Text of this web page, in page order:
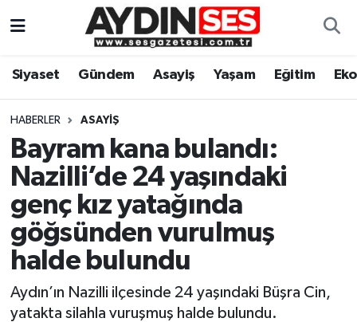
Siyaset Gündem Asayiş Yaşam Eğitim
HABERLER ASAYIŞ
Bayram kana bulandı:
Nazilli’de 24 yaşındaki
genç kız yatağında
göğsünden vurulmuş
halde bulundu
Aydın’ın Nazilli ilçesinde 24 yaşındaki Büşra Cin,
yatakta silahla vuruşmuş halde bulundu.
Gündem
Siyaset
Ekonomi
Yaşam
Eğitim
Kültür Sanat
Aydın Hava Durumu
Aydin Namaz Vakitleri
Aydın Trafik Yoğunluk Haritası
Süper Lig Puan Durumu ve Fikstür
Tüm Manşetler
Son Dakika Haberleri